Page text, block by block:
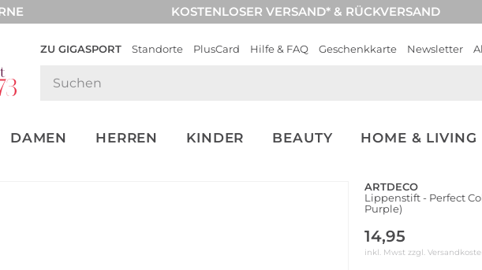
KOSTENLOSER VERSAND* & RÜCKVERSAND
ZU GIGASPORT Standorte PlusCard Hilfe & FAQ Geschenkkarte Newsletter
DAMEN HERREN KINDER BEAUTY HOME & LIVING
ARTDECO
Lippenstift - Perfect
Purple)
14,95
inkl. Mwst zzgl.